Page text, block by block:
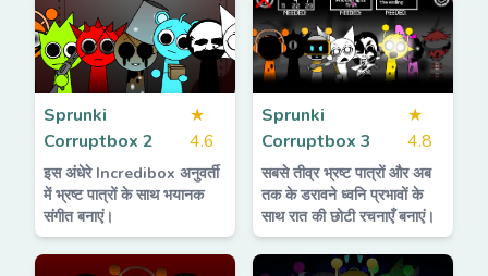
Sprunki
Corruptbox 2
★
4.6
इस अंधेरे Incredibox अनुवर्ती
में भ्रष्ट पात्रों के साथ भयानक
संगीत बनाएं।
Sprunki
Corruptbox 3
★
4.8
सबसे तीव्र भ्रष्ट पात्रों और अब
तक के डरावने ध्वनि प्रभावों के
साथ रात की छोटी रचनाएँ बनाएं।